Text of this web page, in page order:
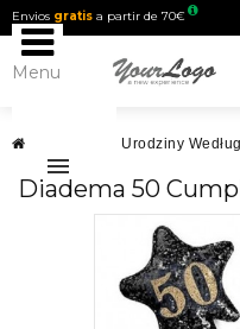
Envios gratis a partir de 70€
Menu
Urodziny
Diadema 50